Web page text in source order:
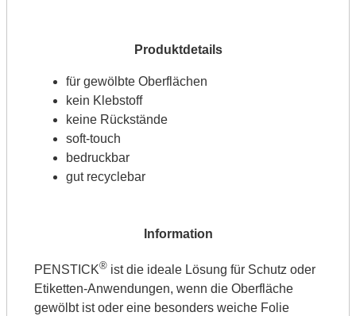
für gewölbte Oberflächen
kein Klebstoff
keine Rückstände
soft-touch
bedruckbar
gut recyclebar
PENSTICK® ist die ideale Lösung für Schutz oder
Etiketten-Anwendungen, wenn die Oberfläche
gewölbt ist oder eine besonders weiche Folie